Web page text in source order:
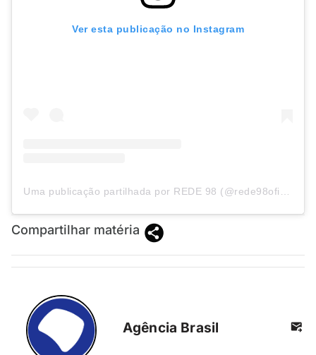
Ver esta publicação no Instagram
Uma publicação partilhada por REDE 98 (@rede98oficial)
Compartilhar matéria
Agência Brasil